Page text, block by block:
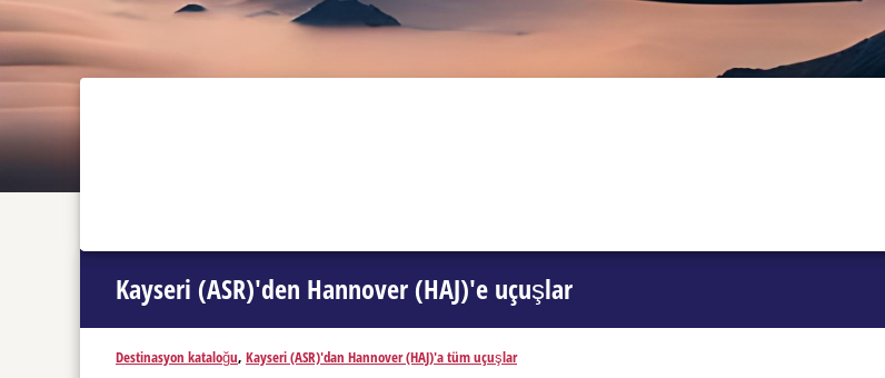
Kayseri (ASR)'den Hannover (HAJ)'e uçuşlar
Destinasyon kataloğu, Kayseri (ASR)'dan Hannover (HAJ)'a tüm uçuşlar